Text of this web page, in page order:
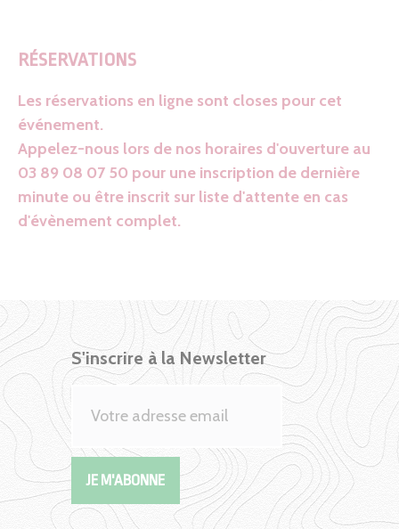
RÉSERVATIONS
Les réservations en ligne sont closes pour cet
événement.
Appelez-nous lors de nos horaires d'ouverture au
03 89 08 07 50 pour une inscription de dernière
minute ou être inscrit sur liste d'attente en cas
d'évènement complet.
S'inscrire à la Newsletter